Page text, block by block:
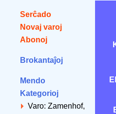
Serĉado
Novaj varoj
Abonoj
Brokantaĵoj
Mendo
Kategorioj
Varo: Zamenhof,